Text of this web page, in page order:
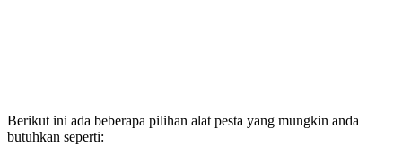
Berikut ini ada beberapa pilihan alat pesta yang mungkin anda
butuhkan seperti: